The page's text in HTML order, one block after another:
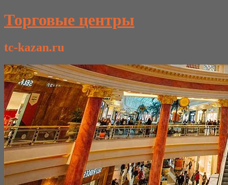
Торговые центры
tc-kazan.ru